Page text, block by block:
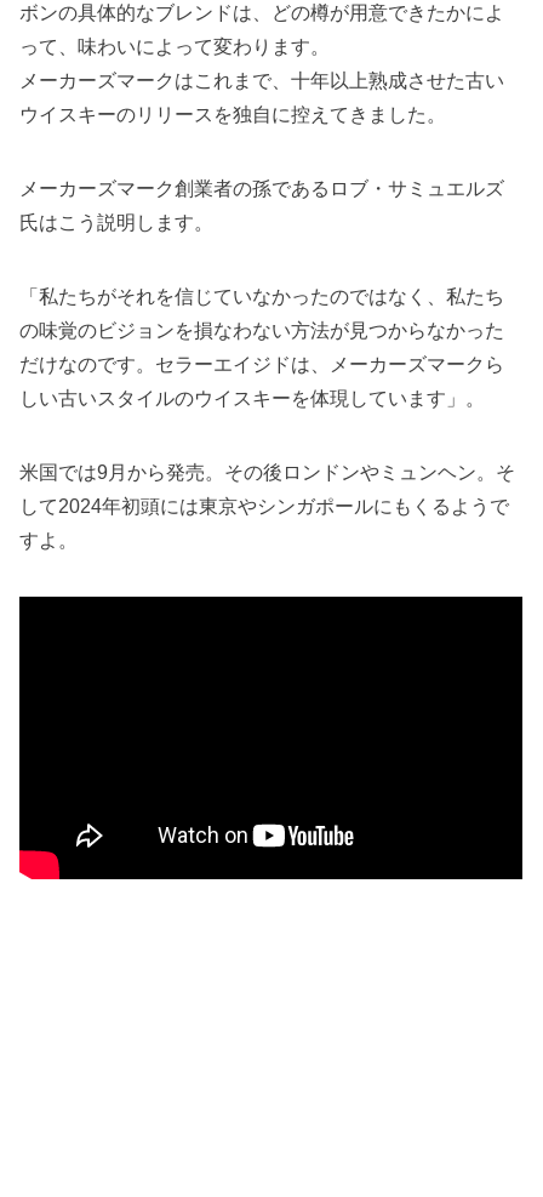
ボンの具体的なブレンドは、どの樽が用意できたかによ
って、味わいによって変わります。
メーカーズマークはこれまで、十年以上熟成させた古い
ウイスキーのリリースを独自に控えてきました。
メーカーズマーク創業者の孫であるロブ・サミュエルズ
氏はこう説明します。
「私たちがそれを信じていなかったのではなく、私たち
の味覚のビジョンを損なわない方法が見つからなかった
だけなのです。セラーエイジドは、メーカーズマークら
しい古いスタイルのウイスキーを体現しています」。
米国では9月から発売。その後ロンドンやミュンヘン。そ
して2024年初頭には東京やシンガポールにもくるようで
すよ。